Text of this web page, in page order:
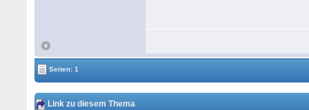
Seiten: 1
Link zu diesem Thema